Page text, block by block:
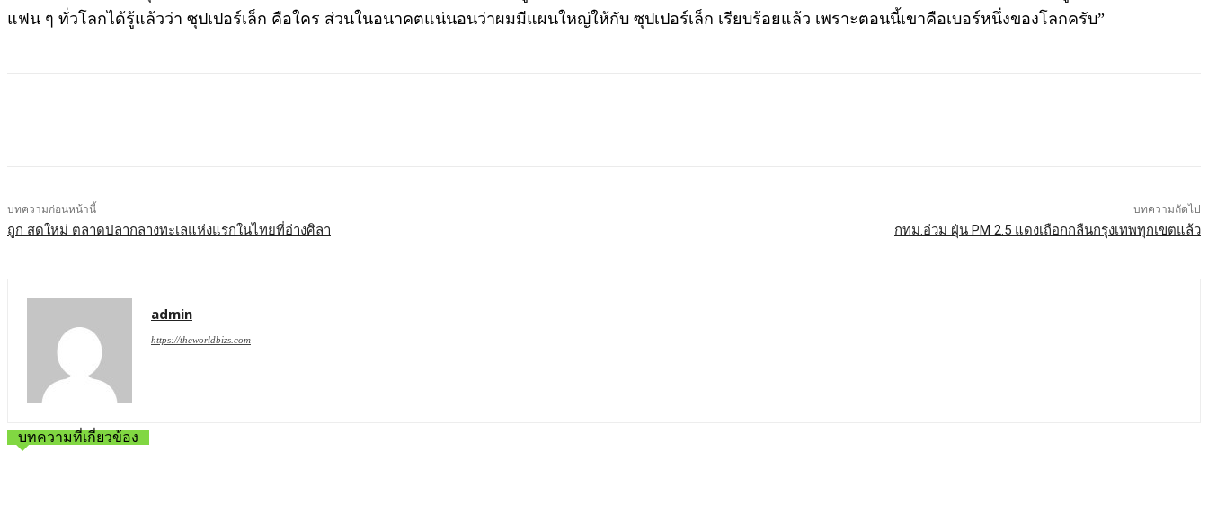
แฟน ๆ ทั่วโลกได้รู้แล้วว่า ซุปเปอร์เล็ก คือใคร ส่วนในอนาคตแน่นอนว่าผมมีแผนใหญ่ให้กับ ซุปเปอร์เล็ก เรียบร้อยแล้ว เพราะตอนนี้เขาคือเบอร์หนึ่งของโลกครับ”
บทความก่อนหน้านี้
ถูก สดใหม่ ตลาดปลากลางทะเลแห่งแรกในไทยที่อ่างศิลา
บทความถัดไป
กทม.อ่วม ฝุ่น PM 2.5 แดงเถือกกลืนกรุงเทพทุกเขตแล้ว
admin
https://theworldbizs.com
บทความที่เกี่ยวข้อง